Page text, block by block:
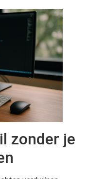
zonder je